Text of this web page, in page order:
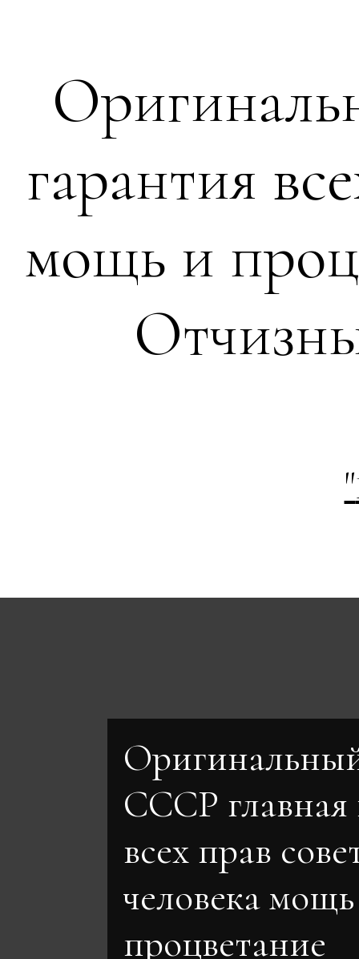
гарантия
мощь и
"
СССР главная
всех прав
человека
процветание